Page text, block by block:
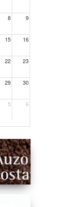
8 9
15 16
22 23
29 30
5 6